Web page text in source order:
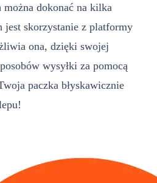
dokonać na kilka
jest skorzystanie z platformy
ona, dzięki swojej
wysyłki za pomocą
paczka błyskawicznie